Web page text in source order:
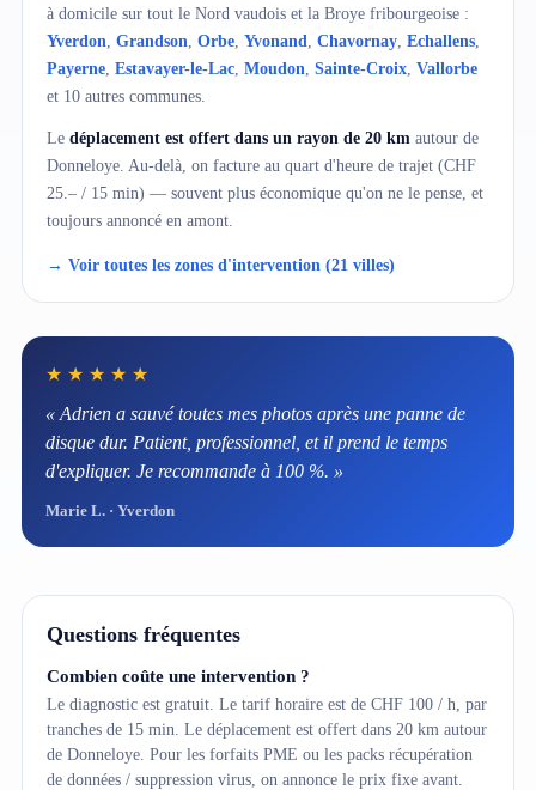
à domicile sur tout le Nord vaudois et la Broye fribourgeoise :
Yverdon Grandson Orbe Yvonand Chavornay Echallens
Payerne Estavayer-le-Lac Moudon Sainte-Croix Vallorbe
et 10 autres communes.
Le déplacement est offert dans un rayon de 20 km autour de
Donneloye. Au-delà, on facture au quart d'heure de trajet (CHF
25.– / 15 min) — souvent plus économique qu'on ne le pense, et
toujours annoncé en amont.
→ Voir toutes les zones d'intervention (21 villes)
★★★★★
« Adrien a sauvé toutes mes photos après une panne de
disque dur. Patient, professionnel, et il prend le temps
d'expliquer. Je recommande à 100 %. »
Marie L. · Yverdon
Questions fréquentes
Combien coûte une intervention ?
Le diagnostic est gratuit. Le tarif horaire est de CHF 100 / h, par
tranches de 15 min. Le déplacement est offert dans 20 km autour
de Donneloye. Pour les forfaits PME ou les packs récupération
de données / suppression virus, on annonce le prix fixe avant.